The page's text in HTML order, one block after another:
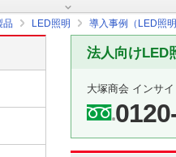
品 LED照明 導入事例（LED照
法人向けLED
大塚商会 インサ